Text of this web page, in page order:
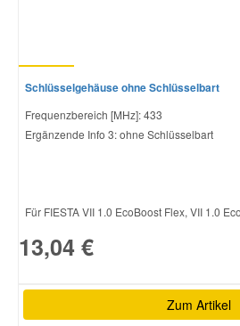
Schlüsselgehäuse ohne Schlüsselbart
Frequenzbereich [MHz]: 433
Ergänzende Info 3: ohne Schlüsselbart
Für FIESTA VII 1.0 EcoBoost Flex, VII 1.0
13,04 €
Zum Artikel